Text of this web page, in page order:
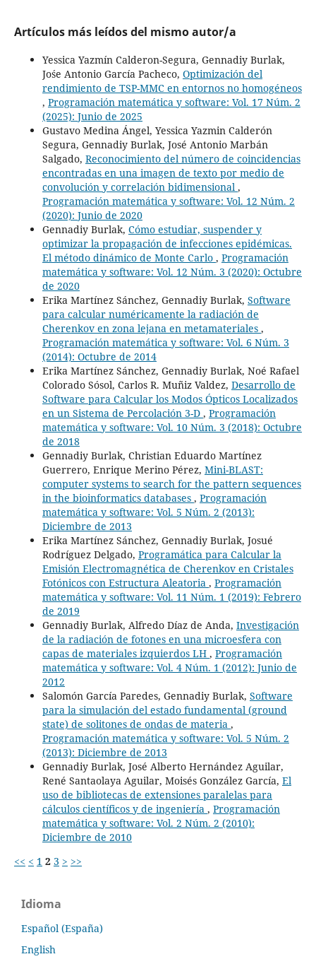
Artículos más leídos del mismo autor/a
Yessica Yazmín Calderon-Segura, Gennadiy Burlak,
Jośe Antonio García Pacheco, Optimización del
rendimiento de TSP-MMC en entornos no homogéneos
, Programación matemática y software: Vol. 17 Núm. 2
(2025): Junio de 2025
Gustavo Medina Ángel, Yessica Yazmin Calderón
Segura, Gennadiy Burlak, José Antonio Marbán
Salgado, Reconocimiento del número de coincidencias
encontradas en una imagen de texto por medio de
convolución y correlación bidimensional ,
Programación matemática y software: Vol. 12 Núm. 2
(2020): Junio de 2020
Gennadiy Burlak, Cómo estudiar, suspender y
optimizar la propagación de infecciones epidémicas.
El método dinámico de Monte Carlo , Programación
matemática y software: Vol. 12 Núm. 3 (2020): Octubre
de 2020
Erika Martínez Sánchez, Gennadiy Burlak, Software
para calcular numéricamente la radiación de
Cherenkov en zona lejana en metamateriales ,
Programación matemática y software: Vol. 6 Núm. 3
(2014): Octubre de 2014
Erika Martínez Sánchez, Gennadiy Burlak, Noé Rafael
Colorado Sósol, Carlos R. Muñiz Valdez, Desarrollo de
Software para Calcular los Modos Ópticos Localizados
en un Sistema de Percolación 3-D , Programación
matemática y software: Vol. 10 Núm. 3 (2018): Octubre
de 2018
Gennadiy Burlak, Christian Eduardo Martínez
Guerrero, Enrique Merino Pérez, Mini-BLAST:
computer systems to search for the pattern sequences
in the bioinformatics databases , Programación
matemática y software: Vol. 5 Núm. 2 (2013):
Diciembre de 2013
Erika Martínez Sánchez, Gennadiy Burlak, Josué
Rodríguez Delgado, Programática para Calcular la
Emisión Electromagnética de Cherenkov en Cristales
Fotónicos con Estructura Aleatoria , Programación
matemática y software: Vol. 11 Núm. 1 (2019): Febrero
de 2019
Gennadiy Burlak, Alfredo Díaz de Anda, Investigación
de la radiación de fotones en una microesfera con
capas de materiales izquierdos LH , Programación
matemática y software: Vol. 4 Núm. 1 (2012): Junio de
2012
Salomón García Paredes, Gennadiy Burlak, Software
para la simulación del estado fundamental (ground
state) de solitones de ondas de materia ,
Programación matemática y software: Vol. 5 Núm. 2
(2013): Diciembre de 2013
Gennadiy Burlak, José Alberto Hernández Aguilar,
René Santaolaya Aguilar, Moisés González García, El
uso de bibliotecas de extensiones paralelas para
cálculos científicos y de ingeniería , Programación
matemática y software: Vol. 2 Núm. 2 (2010):
Diciembre de 2010
<< < 1 2 3 > >>
Idioma
Español (España)
English